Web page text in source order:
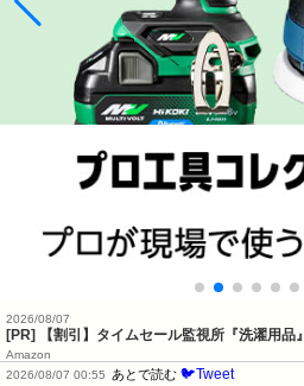
2026/08/07
[PR] 【割引】タイムセール監視所『洗濯用品』
Amazon
2026/08/07 00:55
あとで読む 🐦Tweet